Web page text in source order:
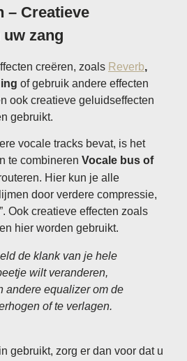
– Creatieve
zang
creëren, zoals Reverb,
of gebruik andere effecten
ook creatieve geluidseffecten
gebruikt.
vocale tracks bevat, is het
te combineren Vocale bus of
Hier kun je alle
door verdere compressie,
Ook creatieve effecten zoals
hier worden gebruikt.
de klank van je hele
wilt veranderen,
andere equalizer om de
of te verlagen.
gebruikt, zorg er dan voor dat u